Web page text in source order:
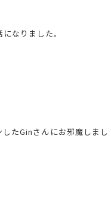
なりました。
したGinさんにお邪魔しまし